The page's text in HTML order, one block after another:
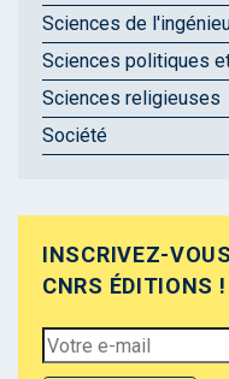
Sciences de
Sciences politiques
Sciences religieuses
Société
INSCRIVEZ-
CNRS ÉDITIONS !